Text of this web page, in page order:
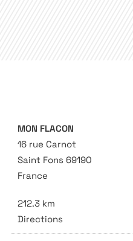
MON FLACON
16 rue Carnot
Saint Fons 69190
France
212.3 km
Directions